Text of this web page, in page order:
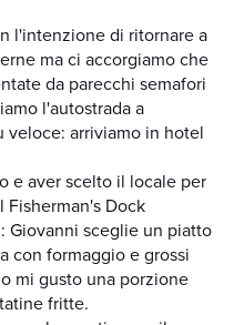
l'intenzione di ritornare a
ma ci accorgiamo che
da parecchi semafori
l'autostrada a
veloce: arriviamo in hotel
e aver scelto il locale per
Fisherman's Dock
Giovanni sceglie un piatto
con formaggio e grossi
mi gusto una porzione
fritte.